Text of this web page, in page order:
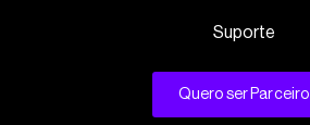
Suporte
Quero ser Parceiro